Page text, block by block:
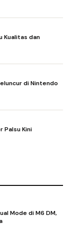
Kualitas dan
di Nintendo
Palsu Kini
Mode di M6 DM,